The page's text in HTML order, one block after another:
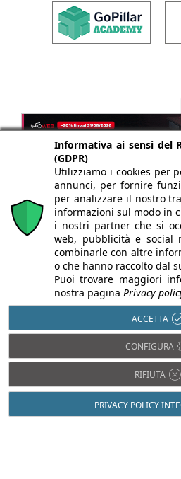
Per la
newsletter
Informativa ai sensi del
(GDPR)
Utilizziamo i cookies per
annunci, per fornire
per analizzare il nostro
informazioni sul modo in
i nostri partner che si
web, pubblicità e social
combinarle con altre
o che hanno raccolto dal
Puoi trovare maggiori
nostra pagina Privacy
ACCETTA
CONFIGURA
RIFIUTA
PRIVACY POLICY